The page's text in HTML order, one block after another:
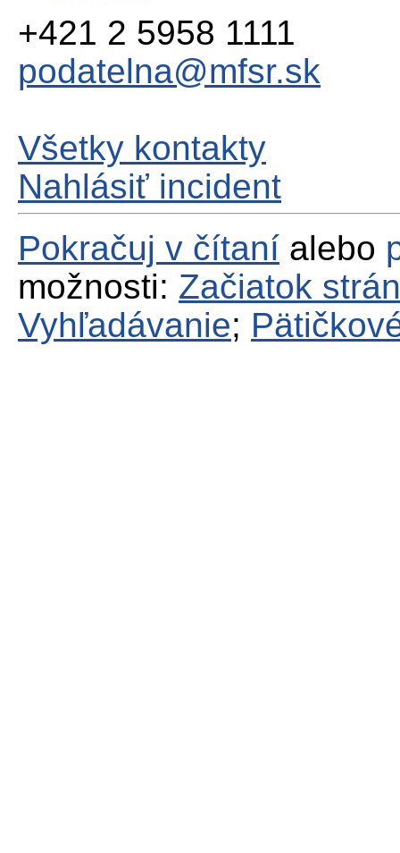
+421 2 5958 1111
podatelna@mfsr.sk
Všetky kontakty
Nahlásiť incident
Pokračuj v čítaní alebo
možnosti: Začiatok
Vyhľadávanie;